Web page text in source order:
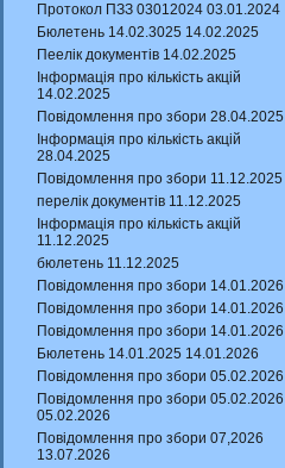
Протокол ПЗЗ 03012024 03.01.2024
Бюлетень 14.02.3025 14.02.2025
Пеелік документів 14.02.2025
Інформація про кількість акцій
14.02.2025
Повідомлення про збори 28.04.2025
Інформація про кількість акцій
28.04.2025
Повідомлення про збори 11.12.2025
перелік документів 11.12.2025
Інформація про кількість акцій
11.12.2025
бюлетень 11.12.2025
Повідомлення про збори 14.01.2026
Повідомлення про збори 14.01.2026
Повідомлення про збори 14.01.2026
Бюлетень 14.01.2025 14.01.2026
Повідомлення про збори 05.02.2026
Повідомлення про збори 05.02.2026
05.02.2026
Повідомлення про збори 07,2026
13.07.2026